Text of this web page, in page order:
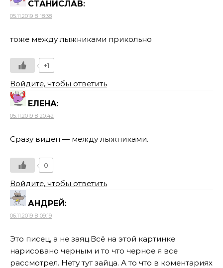
СТАНИСЛАВ:
05.11.2019 В 18:38
тоже между лыжниками прикольно
+1
Войдите, чтобы ответить
ЕЛЕНА:
05.11.2019 В 20:42
Сразу виден — между лыжниками.
0
Войдите, чтобы ответить
АНДРЕЙ:
06.11.2019 В 09:19
Это писец, а не заяц.Всё на этой картинке
нарисовано черным и то что черное я все
рассмотрел. Нету тут зайца. А то что в коментариях